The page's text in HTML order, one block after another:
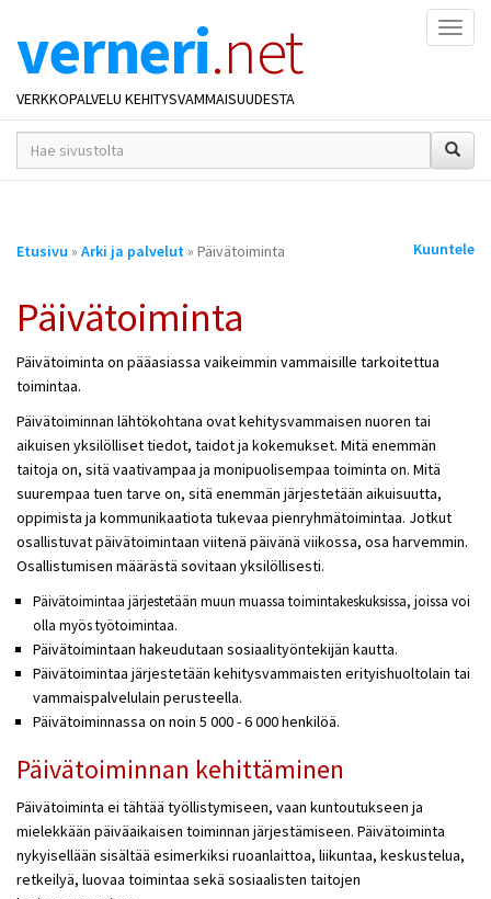
verneri.net
VERKKOPALVELU KEHITYSVAMMAISUUDESTA
hakusana(t)
*
Olet
Etusivu » Arki ja palvelut» Päivätoiminta Kuuntele
Päivätoiminta
Päivätoiminta on pääasiassa vaikeimmin vammaisille tarkoitettua
toimintaa.
Päivätoiminnan lähtökohtana ovat kehitysvammaisen nuoren tai
aikuisen yksilölliset tiedot, taidot ja kokemukset. Mitä enemmän
taitoja on, sitä vaativampaa ja monipuolisempaa toiminta on. Mitä
suurempaa tuen tarve on, sitä enemmän järjestetään aikuisuutta,
oppimista ja kommunikaatiota tukevaa pienryhmätoimintaa. Jotkut
osallistuvat päivätoimintaan viitenä päivänä viikossa, osa harvemmin.
Osallistumisen määrästä sovitaan yksilöllisesti.
Päivätoimintaa järjestetään muun muassa toimintakeskuksissa, joissa voi
olla myös työtoimintaa.
Päivätoimintaan hakeudutaan sosiaalityöntekijän kautta.
Päivätoimintaa järjestetään kehitysvammaisten erityishuoltolain tai
vammaispalvelulain perusteella.
Päivätoiminnassa on noin 5 000 - 6 000 henkilöä.
Päivätoiminnan kehittäminen
Päivätoiminta ei tähtää työllistymiseen, vaan kuntoutukseen ja
mielekkään päiväaikaisen toiminnan järjestämiseen. Päivätoiminta
nykyisellään sisältää esimerkiksi ruoanlaittoa, liikuntaa, keskustelua,
retkeilyä, luovaa toimintaa sekä sosiaalisten taitojen